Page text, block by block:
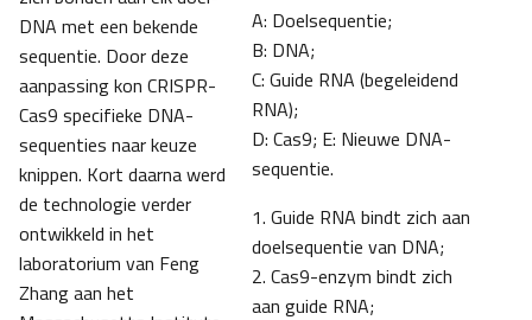
A: Doelsequentie;
B: DNA;
C: Guide RNA (begeleidend
RNA);
D: Cas9; E: Nieuwe DNA-
sequentie.
1. Guide RNA bindt zich aan
doelsequentie van DNA;
2. Cas9-enzym bindt zich
aan guide RNA;
DNA met een bekende
sequentie. Door deze
aanpassing kon CRISPR-
Cas9 specifieke DNA-
sequenties naar keuze
knippen. Kort daarna werd
de technologie verder
ontwikkeld in het
laboratorium van Feng
Zhang aan het